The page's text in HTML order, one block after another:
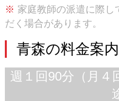
※ 家庭教師の派遣に際
だく場合があります。
青森の料金案内
週１回90分（月４